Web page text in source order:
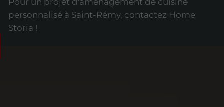
personnalisé à Saint-Rémy, contactez Home
Storia !